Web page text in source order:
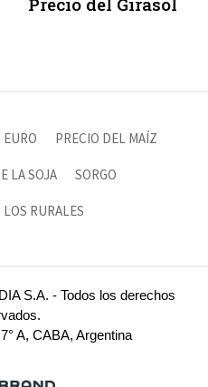
EURO PRECIO DEL MAÍZ
LA SOJA SORGO
LOS RURALES
S.A. - Todos los derechos
A, CABA, Argentina